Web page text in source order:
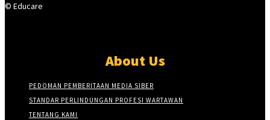
© Educare
About Us
PEDOMAN PEMBERITAAN MEDIA SIBER
STANDAR PERLINDUNGAN PROFESI WARTAWAN
TENTANG KAMI